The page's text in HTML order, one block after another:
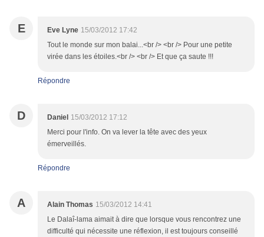
E Eve Lyne 15/03/2012 17:42
Tout le monde sur mon balai...<br /> <br /> Pour une petite
virée dans les étoiles.<br /> <br /> Et que ça saute !!!
Répondre
D Daniel 15/03/2012 17:12
Merci pour l'info. On va lever la tête avec des yeux
émerveillés.
Répondre
A Alain Thomas 15/03/2012 14:41
Le Dalaî-lama aimait à dire que lorsque vous rencontrez une
difficulté qui nécessite une réflexion, il est toujours conseillé